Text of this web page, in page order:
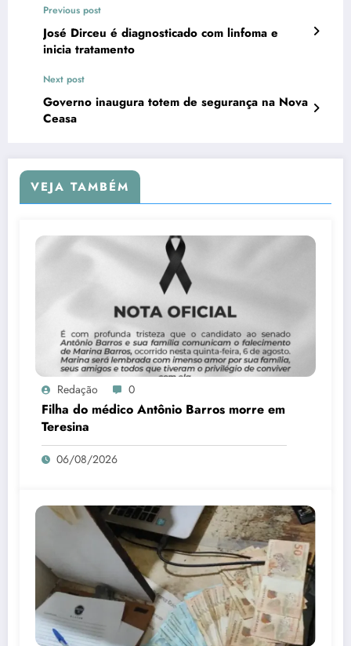
Previous post
José Dirceu é diagnosticado com linfoma e
inicia tratamento
Next post
Governo inaugura totem de segurança na Nova
Ceasa
VEJA TAMBÉM
Redação 0
Filha do médico Antônio Barros morre em
Teresina
06/08/2026